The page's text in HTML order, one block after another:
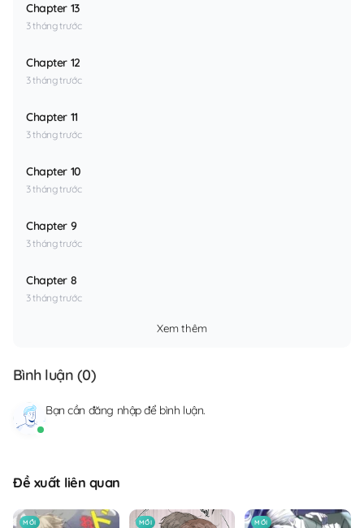
Chapter 13
3 tháng trước
Chapter 12
3 tháng trước
Chapter 11
3 tháng trước
Chapter 10
3 tháng trước
Chapter 9
3 tháng trước
Chapter 8
3 tháng trước
Xem thêm
Bình luận (0)
Bạn cần đăng nhậpđể bình luận.
Đề xuất liên quan
MỚI MỚI MỚI